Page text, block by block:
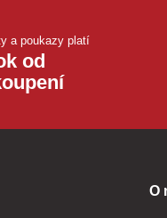
a poukazy platí
od
O